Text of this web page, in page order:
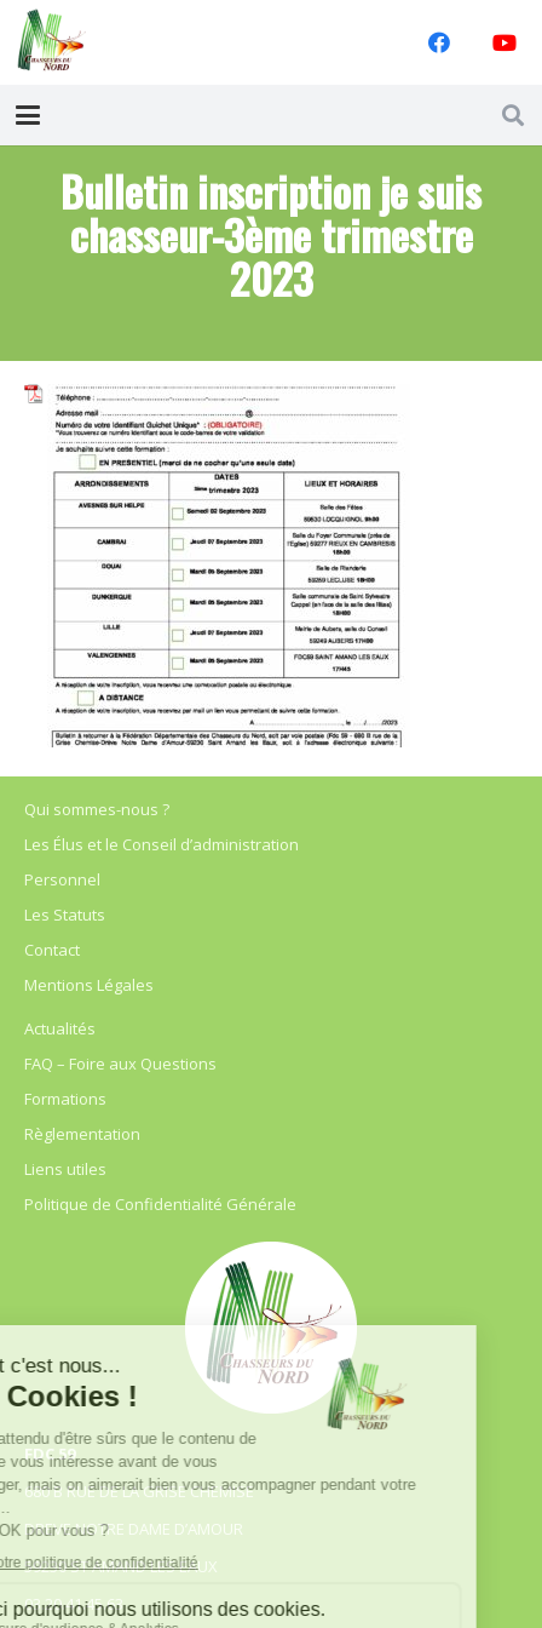
Bulletin inscription je suis
chasseur-3ème trimestre
2023
Qui sommes-nous ?
Les Élus et le Conseil d’administration
Personnel
Les Statuts
Contact
Mentions Légales
Actualités
FAQ – Foire aux Questions
Formations
Règlementation
Liens utiles
Politique de Confidentialité Générale
FDC 59
680 B RUE DE LA GRISE CHEMISE
DREVE NOTRE DAME D’AMOUR
59230 ST AMAND LES EAUX
03.20.41.45.63